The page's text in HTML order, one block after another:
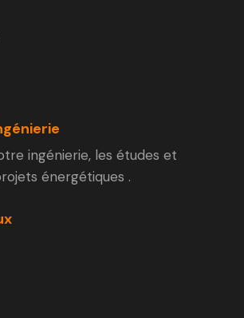
ingénierie, les études et
énergétiques .